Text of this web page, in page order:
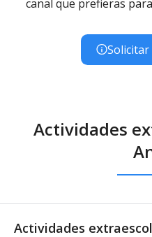
canal que prefieras
Actividades
Actividades